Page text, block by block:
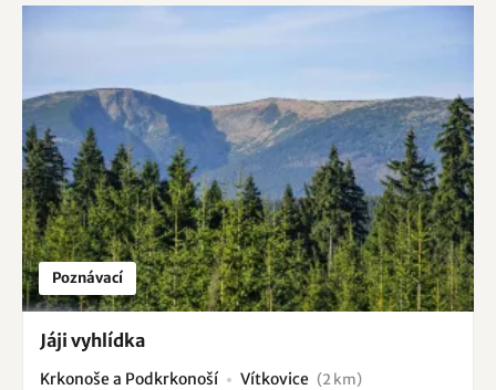
Poznávací
Jáji vyhlídka
Krkonoše a Podkrkonoší Vítkovice (2 km)